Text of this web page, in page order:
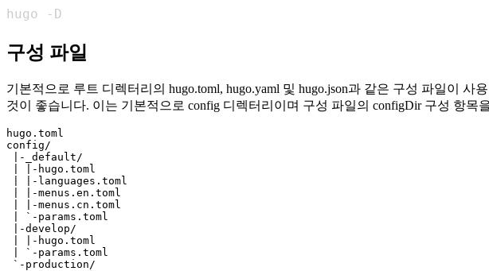
hugo -D
구성 파일
기본적으로 루트 디렉터리의 hugo.toml, hugo.yaml 및 hugo.json과 같은 구성 파일이
것이 좋습니다. 이는 기본적으로 config 디렉터리이며 구성 파일의 configDir 구성 항목
hugo.toml
config/
|-_default/
| |-hugo.toml
| |-languages.toml
| |-menus.en.toml
| |-menus.cn.toml
| `-params.toml
|-develop/
| |-hugo.toml
| `-params.toml
`-production/